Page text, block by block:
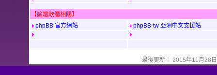
【論壇軟體相關】
phpBB 官方網站
phpBB-tw 亞洲中文支援站
最後更新： 2015年11月28日